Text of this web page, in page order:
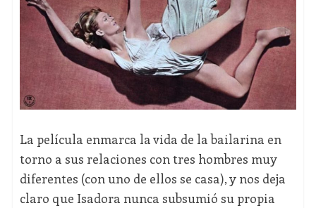
La película enmarca la vida de la bailarina en
torno a sus relaciones con tres hombres muy
diferentes (con uno de ellos se casa), y nos deja
claro que Isadora nunca subsumió su propia